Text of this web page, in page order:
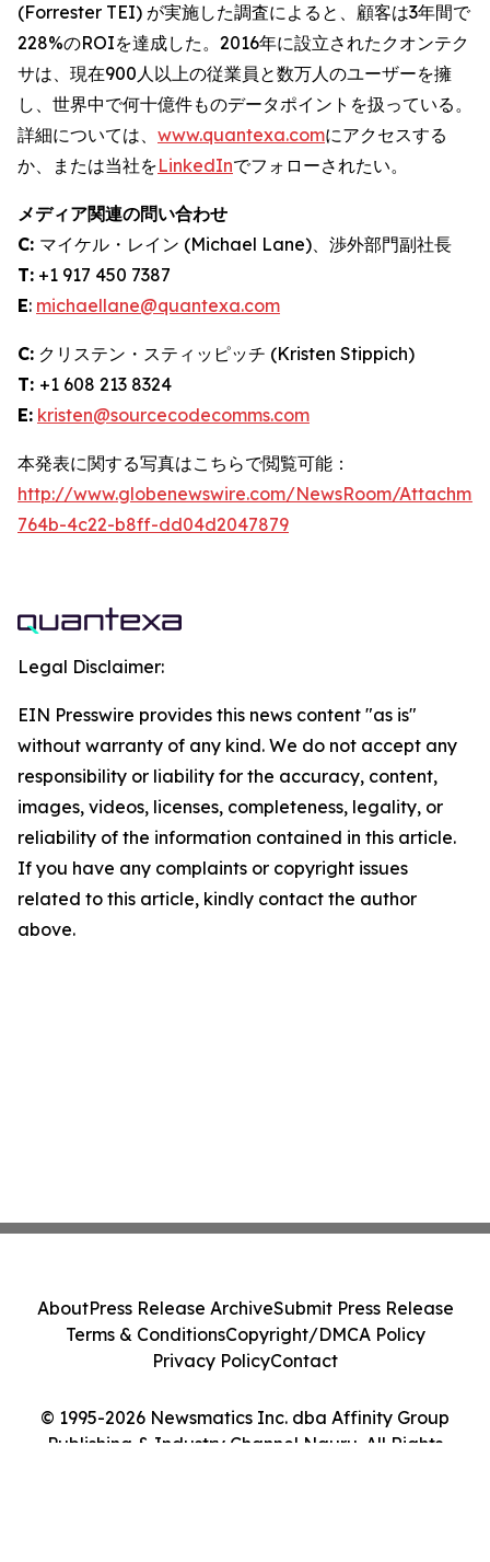
(Forrester TEI) が実施した調査によると、顧客は3年間で
228%のROIを達成した。2016年に設立されたクオンテク
サは、現在900人以上の従業員と数万人のユーザーを擁
し、世界中で何十億件ものデータポイントを扱っている。
詳細については、 www.quantexa.comにアクセスする
か、または当社をLinkedInでフォローされたい。
メディア関連の問い合わせ
C: マイケル・レイン (Michael Lane)、渉外部門副社長
T: +1 917 450 7387
E: michaellane@quantexa.com
C: クリステン・スティッピッチ (Kristen Stippich)
T: +1 608 213 8324
E: kristen@sourcecodecomms.com
本発表に関する写真はこちらで閲覧可能：
http://www.globenewswire.com/NewsRoom/
764b-4c22-b8ff-dd04d2047879
Legal Disclaimer:
EIN Presswire provides this news content "as is"
without warranty of any kind. We do not accept any
responsibility or liability for the accuracy, content,
images, videos, licenses, completeness, legality, or
reliability of the information contained in this article.
If you have any complaints or copyright issues
related to this article, kindly contact the author
above.
© 1995-2026 Newsmatics Inc. dba Affinity Group
Publishing & Industry Channel Nauru. All Rights
AboutPress Release ArchiveSubmit Press Release
Terms & ConditionsCopyright/DMCA Policy
Privacy PolicyContact